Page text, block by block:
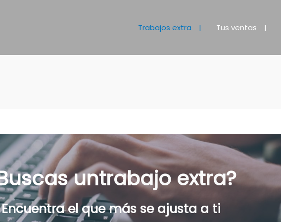
Trabajos extra Tus ventas
untrabajo extra?
Encuentra el que más se ajusta a ti